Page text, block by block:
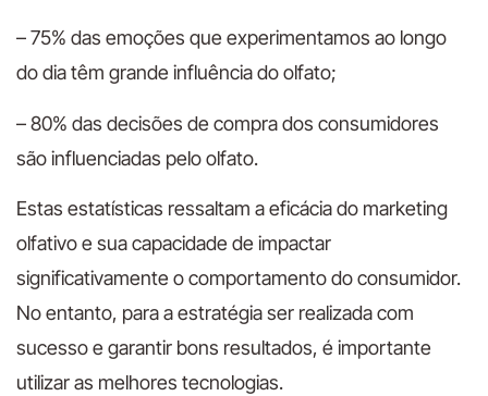
– 75% das emoções que experimentamos ao longo
do dia têm grande influência do olfato;
– 80% das decisões de compra dos consumidores
são influenciadas pelo olfato.
Estas estatísticas ressaltam a eficácia do marketing
olfativo e sua capacidade de impactar
significativamente o comportamento do consumidor.
No entanto, para a estratégia ser realizada com
sucesso e garantir bons resultados, é importante
utilizar as melhores tecnologias.